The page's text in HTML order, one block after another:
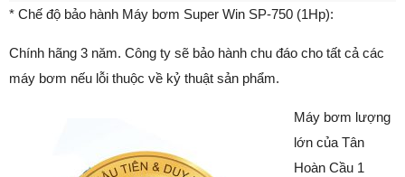
* Chế độ bảo hành Máy bơm Super Win SP-750 (1Hp):
Chính hãng 3 năm. Công ty sẽ bảo hành chu đáo cho tất cả các
máy bơm nếu lỗi thuộc về kỷ thuật sản phẩm.
Máy bơm lượng
lớn của Tân
Hoàn Cầu 1